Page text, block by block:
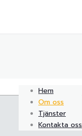
Hem
Om oss
Tjänster
Kontakta oss